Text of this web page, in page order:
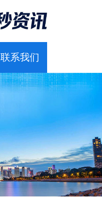
联系我们